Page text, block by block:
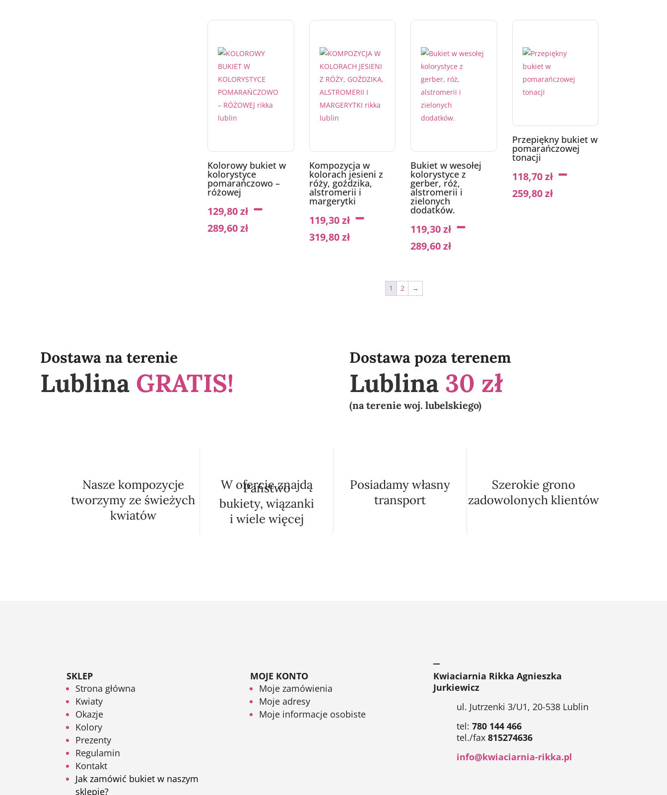
Kolorowy bukiet w
kolorystyce
pomarańczowo –
różowej
129,80zł–
289,60zł
Kompozycja w
kolorach jesieni z
róży, goździka,
alstromerii i
margerytki
119,30zł–
319,80zł
Bukiet w wesołej
kolorystyce z
gerber, róż,
alstromerii i
zielonych
dodatków.
119,30zł–
289,60zł
Przepiękny bukiet w
pomarańczowej
tonacji
118,70zł–
259,80zł
1 2 →
Dostawa na terenie
Lublina GRATIS!
Dostawa poza terenem
Lublina 30 zł
(na terenie woj. lubelskiego)
Nasze kompozycje
tworzymy ze świeżych
kwiatów
W ofercie znajdą
Państwo
bukiety, wiązanki
i wiele więcej
Posiadamy własny
transport
Szerokie grono
zadowolonych klientów
SKLEP
Strona główna
Kwiaty
Okazje
Kolory
Prezenty
Regulamin
Kontakt
Jak zamówić bukiet w naszym
sklepie?
MOJE KONTO
Moje zamówienia
Moje adresy
Moje informacje osobiste
Kwiaciarnia Rikka Agnieszka
Jurkiewicz
ul. Jutrzenki 3/U1, 20-538 Lublin
tel:780 144 466
tel./fax815274636
info@kwiaciarnia-rikka.pl